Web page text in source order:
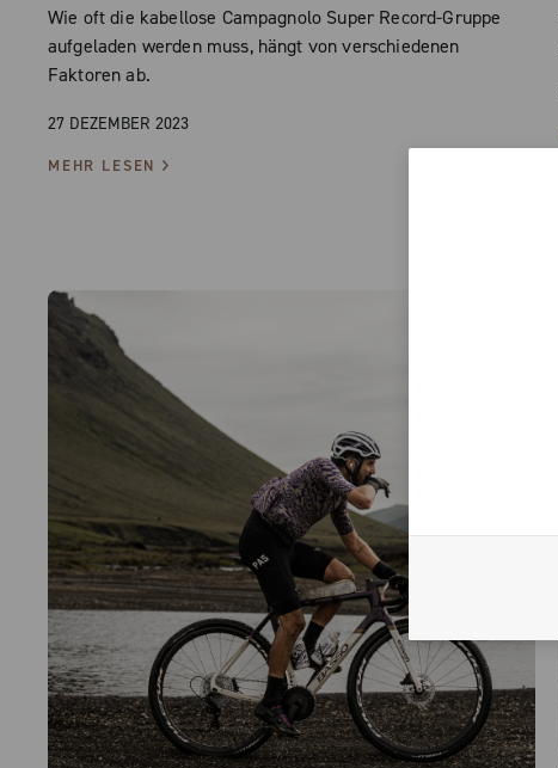
Wie oft die kabellose Campagnolo Super Record-Gruppe
aufgeladen werden muss, hängt von verschiedenen
Faktoren ab.
27 DEZEMBER 2023
MEHR LESEN